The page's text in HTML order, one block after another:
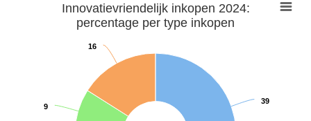
Innovatievriendelijk inkopen 2024: percentage per type inkopen
Pie chart with 4 slices.
Innovatievriendelijk inkopen 2024:
percentage per type inkopen
39
39
9
9
16
16